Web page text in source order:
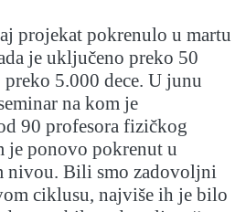
projekat pokrenulo u martu
je uključeno preko 50
5.000 dece. U junu
na kom je
90 profesora fizičkog
je ponovo pokrenut u
nivou. Bili smo zadovoljni
ciklusu, najviše ih je bilo